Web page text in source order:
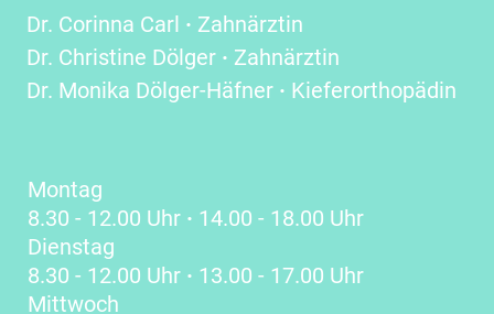
Dr. Corinna Carl · Zahnärztin
Dr. Christine Dölger · Zahnärztin
Dr. Monika Dölger-Häfner · Kieferorthopädin
Montag
8.30 - 12.00 Uhr · 14.00 - 18.00 Uhr
Dienstag
8.30 - 12.00 Uhr · 13.00 - 17.00 Uhr
Mittwoch